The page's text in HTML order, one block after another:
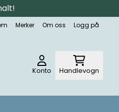
Merker Om oss Logg på
Konto Handlevogn